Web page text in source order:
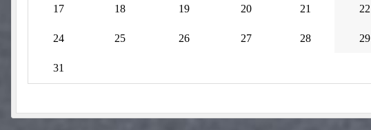
17 18 19 20 21 22
24 25 26 27 28 29
31